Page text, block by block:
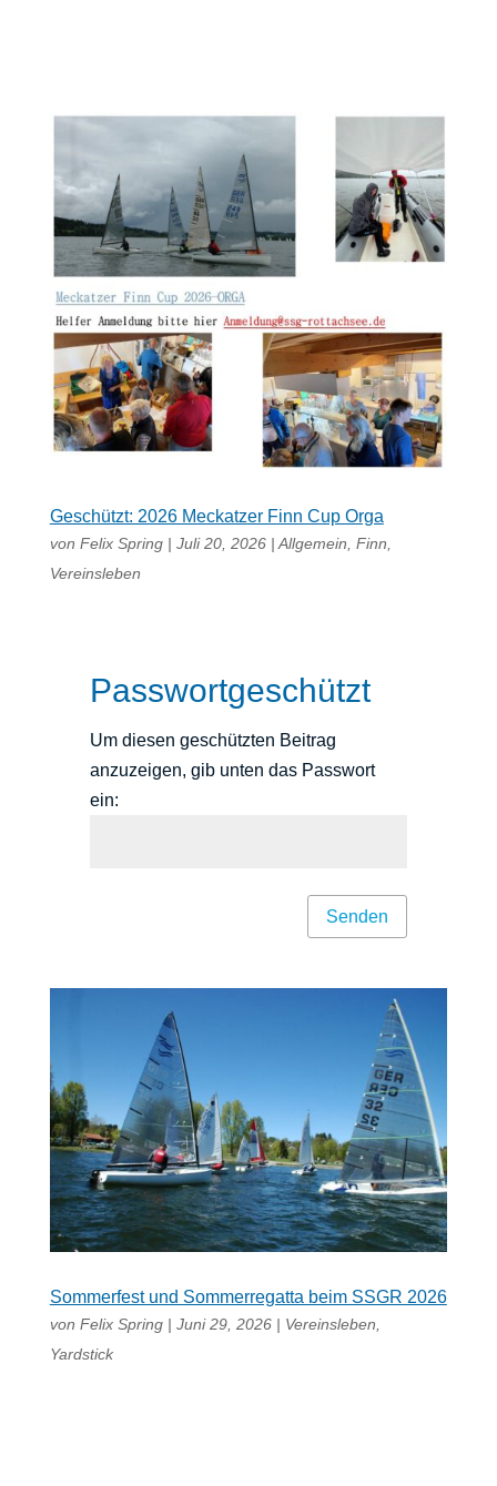
Geschützt: 2026 Meckatzer Finn Cup Orga
von Felix Spring| Juli 20, 2026| Allgemein Finn
Vereinsleben
Passwortgeschützt
Um diesen geschützten Beitrag
anzuzeigen, gib unten das Passwort
ein:
Senden
Sommerfest und Sommerregatta beim SSGR 2026
von Felix Spring| Juni 29, 2026| Vereinsleben,
Yardstick